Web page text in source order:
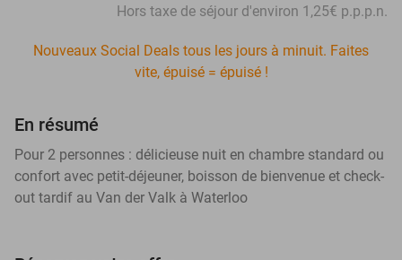
Hors taxe de séjour d'environ 1,25€ p.p.p.n.
Nouveaux Social Deals tous les jours à minuit. Faites
vite, épuisé = épuisé !
En résumé
Pour 2 personnes : délicieuse nuit en chambre standard ou
confort avec petit-déjeuner, boisson de bienvenue et check-
out tardif au Van der Valk à Waterloo